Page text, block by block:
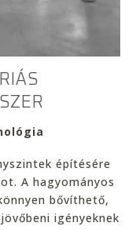
építésére
A hagyományos
bővíthető,
igényeknek